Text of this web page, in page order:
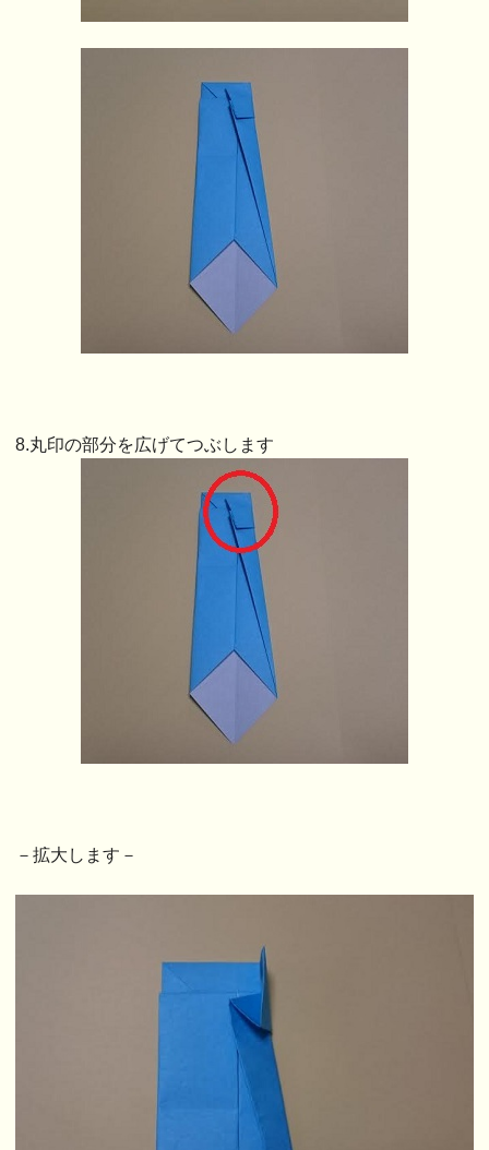
8.丸印の部分を広げてつぶします
－拡大します－